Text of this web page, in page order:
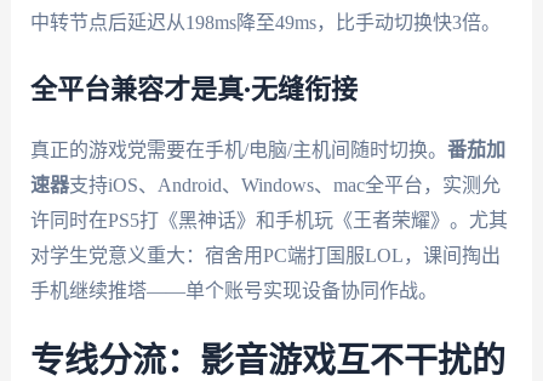
中转节点后延迟从198ms降至49ms，比手动切换快3倍。
全平台兼容才是真·无缝衔接
真正的游戏党需要在手机/电脑/主机间随时切换。 番茄加
速器支持iOS、Android、Windows、mac全平台，实测允
许同时在PS5打《黑神话》和手机玩《王者荣耀》。尤其
对学生党意义重大：宿舍用PC端打国服LOL，课间掏出
手机继续推塔——单个账号实现设备协同作战。
专线分流：影音游戏互不干扰的